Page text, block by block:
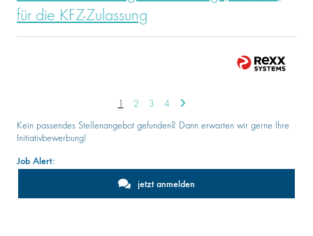
für die KFZ-Zulassung
1 2 3 4
Kein passendes Stellenangebot gefunden? Dann erwarten wir gerne Ihre
Initiativbewerbung!
Job Alert:
jetzt anmelden